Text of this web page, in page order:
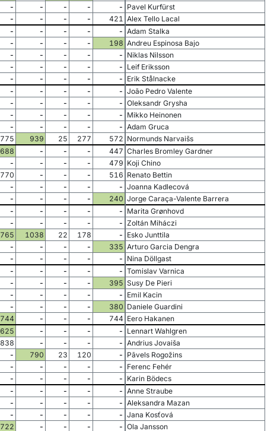
- - - - - Pavel Kurfürst
- - - - 421 Alex Tello Lacal
- - - - - Adam Stalka
- - - - 198 Andreu Espinosa Bajo
- - - - - Niklas Nilsson
- - - - - Leif Eriksson
- - - - - Erik Stålnacke
- - - - - João Pedro Valente
- - - - - Oleksandr Grysha
- - - - - Mikko Heinonen
- - - - - Adam Gruca
775 939 25 277 572 Normunds Narvaišs
688 - - - 447 Charles Bromley Gardner
- - - - 479 Koji Chino
770 - - - 516 Renato Bettin
- - - - - Joanna Kadlecová
- - - - 240 Jorge Caraça-Valente Barrera
- - - - - Marita Grønhovd
- - - - - Zoltán Miháczi
765 1038 22 178 - Esko Junttila
- - - - 335 Arturo Garcia Dengra
- - - - - Nina Döllgast
- - - - - Tomislav Varnica
- - - - 395 Susy De Pieri
- - - - - Emil Kacin
- - - - 380 Daniele Guardini
744 - - - 744 Eero Hakanen
625 - - - - Lennart Wahlgren
838 - - - - Andrius Jovaiša
- 790 23 120 - Pāvels Rogožins
- - - - - Ferenc Fehér
- - - - - Karin Bödecs
- - - - - Anne Straube
- - - - - Aleksandra Mazan
- - - - - Jana Kosťová
722 - - - - Ola Jansson